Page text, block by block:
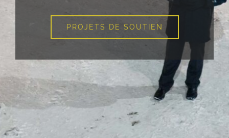
PROJETS DE SOUTIEN